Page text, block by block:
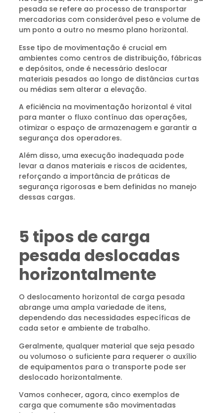
pesada se refere ao processo de transportar
mercadorias com considerável peso e volume de
um ponto a outro no mesmo plano horizontal.
Esse tipo de movimentação é crucial em
ambientes como centros de distribuição, fábricas
e depósitos, onde é necessário deslocar
materiais pesados ao longo de distâncias curtas
ou médias sem alterar a elevação.
A eficiência na movimentação horizontal é vital
para manter o fluxo contínuo das operações,
otimizar o espaço de armazenagem e garantir a
segurança dos operadores.
Além disso, uma execução inadequada pode
levar a danos materiais e riscos de acidentes,
reforçando a importância de práticas de
segurança rigorosas e bem definidas no manejo
dessas cargas.
5 tipos de carga
pesada deslocadas
horizontalmente
O deslocamento horizontal de carga pesada
abrange uma ampla variedade de itens,
dependendo das necessidades específicas de
cada setor e ambiente de trabalho.
Geralmente, qualquer material que seja pesado
ou volumoso o suficiente para requerer o auxílio
de equipamentos para o transporte pode ser
deslocado horizontalmente.
Vamos conhecer, agora, cinco exemplos de
carga que comumente são movimentadas